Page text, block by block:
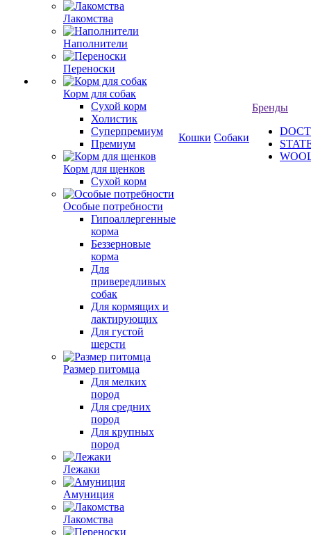
Лакомства
Наполнители
Переноски
Корм для собак
Сухой корм
Холистик
Суперпремиум
Премиум
Корм для щенков
Сухой корм
Особые потребности
Гипоаллергенные
корма
Беззерновые
корма
Для
привередливых
собак
Для кормящих и
лактирующих
Для густой
шерсти
Размер питомца
Для мелких
пород
Для средних
пород
Для крупных
пород
Лежаки
Амуниция
Лакомства
Кошки Собаки
Бренды